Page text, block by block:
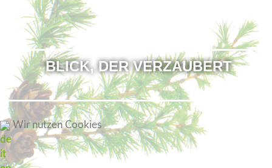
BLICK, DER VERZAUBERT
Wir nutzen Cookies
de
it